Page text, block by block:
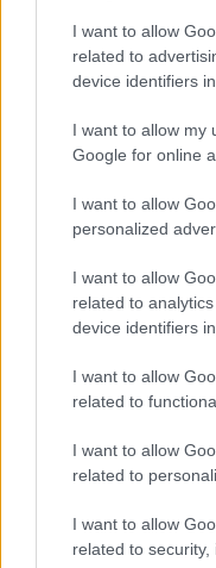
I want to allow
related to
device identifiers
I want to allow my
Google for online
I want to allow
personalized
I want to allow
related to
device identifiers
I want to allow
related to
I want to allow
related to
I want to allow
related to
Lando Norrist, nem
közlemény végén
Antonellit ért online
EZEKET IS